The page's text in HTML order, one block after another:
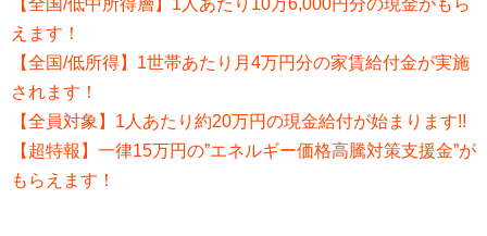
【全国/低中所得層】1人あたり10万6,000円分の現金がもら
えます！
【全国/低所得】1世帯あたり月4万円分の家賃給付金が実施
されます！
【全員対象】1人あたり約20万円の現金給付が始まります!!
【超特報】一律15万円の”エネルギー価格高騰対策支援金”が
もらえます！